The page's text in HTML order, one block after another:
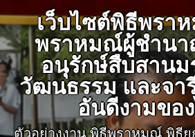
เว็บไซต์พิธีพรา
พราหมณ์ผู้ชำน
อนุรักษ์สืบสาน
วัฒนธรรม และจา
อันดีงามขอ
ตัวอย่างงาน พิธีพราหมณ์ พิธีย